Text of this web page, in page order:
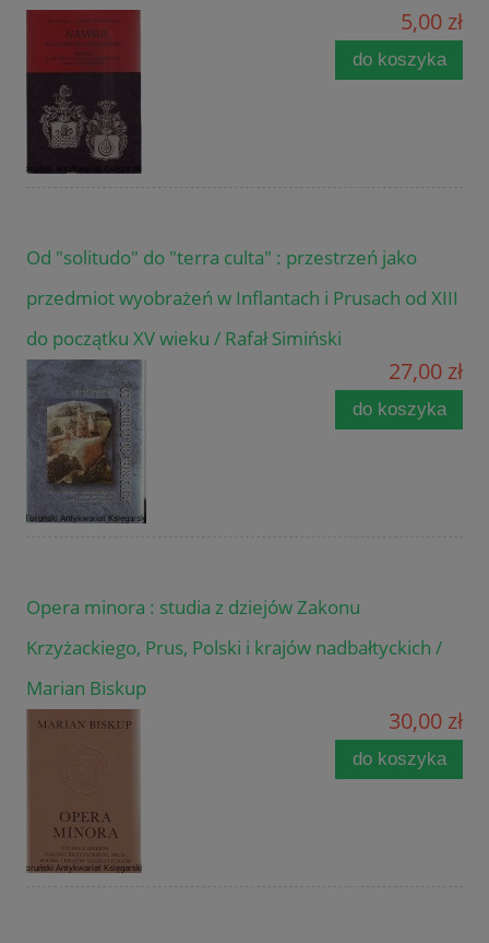
5,00 zł
do koszyka
Od "solitudo" do "terra culta" : przestrzeń jako
przedmiot wyobrażeń w Inflantach i Prusach od XIII
do początku XV wieku / Rafał Simiński
27,00 zł
do koszyka
Opera minora : studia z dziejów Zakonu
Krzyżackiego, Prus, Polski i krajów nadbałtyckich /
Marian Biskup
30,00 zł
do koszyka